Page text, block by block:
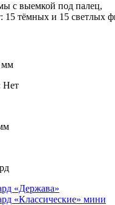
с выемкой под палец,
15 тёмных и 15 светлых
мм
Нет
«Держава»
«Классические» мини